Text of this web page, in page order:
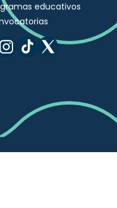
educativos